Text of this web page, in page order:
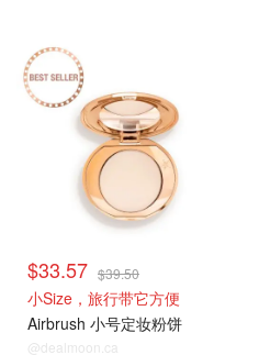
$33.57 $39.50
小Size，旅行带它方便
Airbrush 小号定妆粉饼
@dealmoon.ca